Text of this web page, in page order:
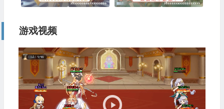
游戏视频
视
播